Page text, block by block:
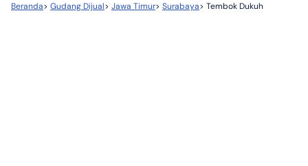
Beranda> Gudang Dijual> Jawa Timur> Surabaya> Tembok Dukuh